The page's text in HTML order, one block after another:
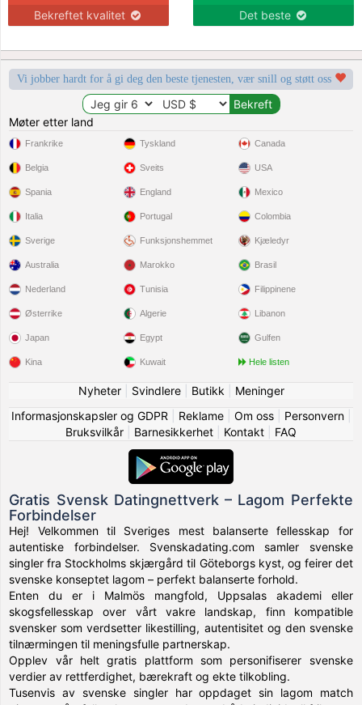
Bekreftet kvalitet Det beste
Vi jobber hardt for å gi deg den beste tjenesten, vær snill og støtt oss
Møter etter land
Frankrike
Belgia
Spania
Italia
Sverige
Tyskland
Sveits
England
Portugal
Funksjonshemmet
Canada
USA
Mexico
Colombia
Kjæledyr
Australia
Nederland
Østerrike
Japan
Kina
Marokko
Tunisia
Algerie
Egypt
Kuwait
Brasil
Filippinene
Libanon
Gulfen
Hele listen
Nyheter| Svindlere| Butikk
Meninger
Informasjonskapsler og GDPR
Reklame| Om oss| Personvern|
Bruksvilkår
Barnesikkerhet Kontakt FAQ
Gratis Svensk Datingnettverk – Lagom Perfekte
Forbindelser
Hej! Velkommen til Sveriges mest balanserte fellesskap for
autentiske forbindelser. Svenskadating.com samler svenske
singler fra Stockholms skjærgård til Göteborgs kyst, og feirer det
svenske konseptet lagom – perfekt balanserte forhold.
Enten du er i Malmös mangfold, Uppsalas akademi eller
skogsfellesskap over vårt vakre landskap, finn kompatible
svensker som verdsetter likestilling, autentisitet og den svenske
tilnærmingen til meningsfulle partnerskap.
Opplev vår helt gratis plattform som personifiserer svenske
verdier av rettferdighet, bærekraft og ekte tilkobling.
Tusenvis av svenske singler har oppdaget sin lagom match